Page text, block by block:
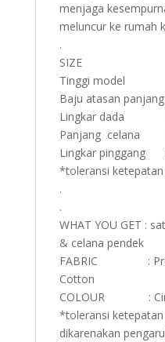
menjaga
meluncur ke rumah
.
SIZE : All
Tinggi model :
Baju atasan
Lingkar dada :
Panjang celana
Lingkar pinggang :
*toleransi
.
.
WHAT YOU GET :
& celana pendek
FABRIC :
Cotton
COLOUR :
*toleransi
dikarenakan